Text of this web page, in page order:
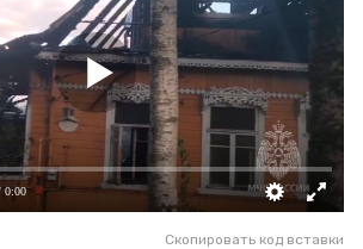
0:00
Скопировать код вставки